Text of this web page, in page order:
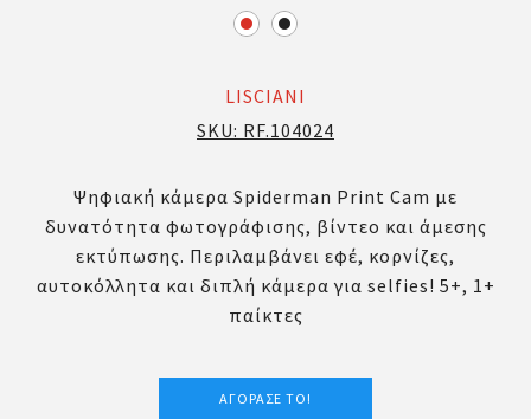
LISCIANI
SKU: RF.104024
Ψηφιακή κάμερα Spiderman Print Cam με
δυνατότητα φωτογράφισης, βίντεο και άμεσης
εκτύπωσης. Περιλαμβάνει εφέ, κορνίζες,
αυτοκόλλητα και διπλή κάμερα για selfies! 5+, 1+
παίκτες
ΑΓΌΡΑΣΈ ΤΟ!